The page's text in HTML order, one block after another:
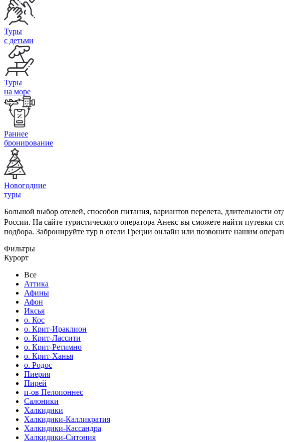
Туры
с детьми
Туры
на море
Раннее
бронирование
Новогодние
туры
Большой выбор отелей, способов питания, вариантов перелета,
России. На сайте туристического оператора Анекс вы сможете найти путевки
подбора. Забронируйте тур в отели Греции онлайн или позвоните нашим
Фильтры
Курорт
Все
Аттика
Афины
Афон
Иксья
о. Кос
о. Крит-Ираклион
о. Крит-Лассити
о. Крит-Ретимно
о. Крит-Ханья
о. Родос
Пиерия
Пирей
п-ов Пелопоннес
Салоники
Халкидики
Халкидики-Калликратия
Халкидики-Кассандра
Халкидики-Ситония